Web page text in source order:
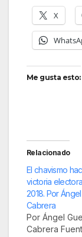
X
Me gusta esto:
Relacionado
El chavismo
victoria
2018. Por
Cabrera
Por Ángel
Cabrera